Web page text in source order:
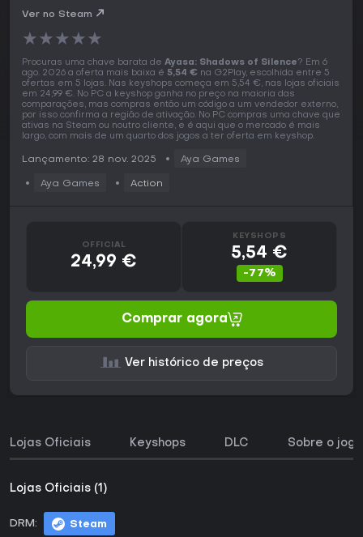
Ver no Steam
★★★★★
Procuras uma chave barata de Ayasa: Shadows of Silence? Em 6
ago. 2026 a oferta mais baixa é 5,54 € na G2Play, escolhida entre 5
ofertas em 5 lojas. Nas keyshops começa em 5,54 €, nas lojas oficiais
em 24,99 €. No PC a keyshop ganha no preço na maioria das
comparações, mas compras então um código a um vendedor externo,
por isso confirma a região de ativação. No PC compras uma chave que
ativas na Steam ou noutro cliente, e é aqui que o mercado é mais
largo, com mais de um quarto dos jogos a ter oferta em keyshop.
Lançamento: 28 nov. 2025 Aya Games
Aya Games Action
OFFICIAL
24,99 €
KEYSHOPS
5,54 €
-77%
Comprar agora
Ver histórico de preços
Lojas Oficiais Keyshops DLC Sobre o jogo
Lojas Oficiais (1)
DRM: Steam